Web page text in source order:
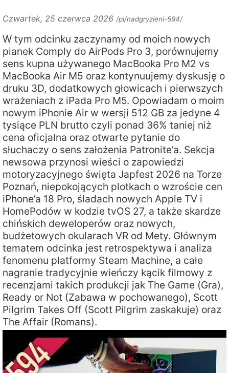
Czwartek, 25 czerwca 2026 /pl/nadgryzieni-594/
W tym odcinku zaczynamy od moich nowych
pianek Comply do AirPods Pro 3, porównujemy
sens kupna używanego MacBooka Pro M2 vs
MacBooka Air M5 oraz kontynuujemy dyskusję o
druku 3D, dodatkowych głowicach i pierwszych
wrażeniach z iPada Pro M5. Opowiadam o moim
nowym iPhonie Air w wersji 512 GB za jedyne 4
tysiące PLN brutto czyli ponad 36% taniej niż
cena oficjalna oraz otwarte pytanie do
słuchaczy o sens założenia Patronite’a. Sekcja
newsowa przynosi wieści o zapowiedzi
motoryzacyjnego święta Japfest 2026 na Torze
Poznań, niepokojących plotkach o wzroście cen
iPhone’a 18 Pro, śladach nowych Apple TV i
HomePodów w kodzie tvOS 27, a także skardze
chińskich deweloperów oraz nowych,
budżetowych okularach VR od Mety. Głównym
tematem odcinka jest retrospektywa i analiza
fenomenu platformy Steam Machine, a całe
nagranie tradycyjnie wieńczy kącik filmowy z
recenzjami takich produkcji jak The Game (Gra),
Ready or Not (Zabawa w pochowanego), Scott
Pilgrim Takes Off (Scott Pilgrim zaskakuje) oraz
The Affair (Romans).